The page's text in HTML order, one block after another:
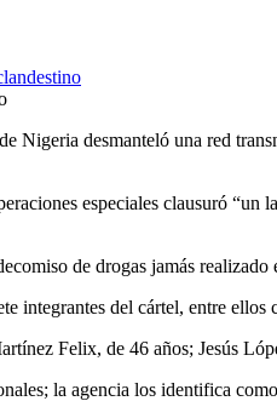
desmanteló una red
especiales clausuró
de drogas jamás realizado
integrantes del cártel, entre
Felix, de 46 años; Jesús
la agencia los identifica